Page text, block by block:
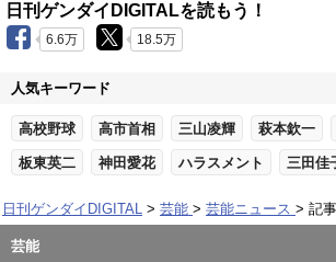
日刊ゲンダイDIGITALを読もう！
6.6万 18.5万
人気キーワード
高校野球 高市首相 三山凌輝 萩本欽一
板東英二 神田愛花 ハラスメント 三田佳
日刊ゲンダイDIGITAL 芸能 芸能ニュース 記事
芸能